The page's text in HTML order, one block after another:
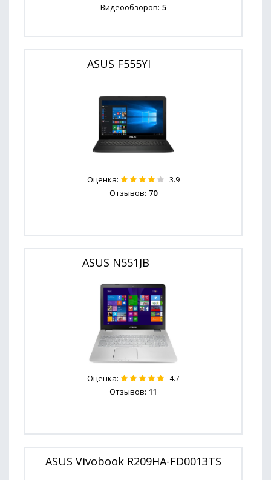
Видеообзоров: 5
ASUS F555YI
Оценка: 3.9
Отзывов: 70
ASUS N551JB
Оценка: 4.7
Отзывов: 11
ASUS Vivobook R209HA-FD0013TS